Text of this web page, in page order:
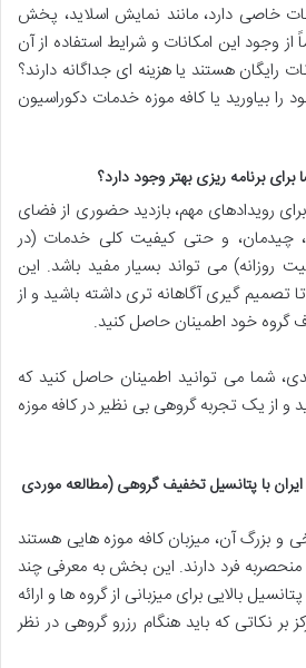
خاصی دارد، مانند نمایش اسلاید، پخش
وجود این امکانات و شرایط استفاده از آن
رایگان هستند یا هزینه ای جداگانه دارند؟
را بیاورید یا کافه موزه خدمات دکوراسیون
رویدادهای مهم، بازدید حضوری از فضای
چیدمان، و حتی کیفیت کلی خدمات (در
روزانه) می تواند بسیار مفید باشد. این
تصمیم گیری آگاهانه تری داشته باشید و از
گروه خود اطمینان حاصل کنید.
شما می توانید اطمینان حاصل کنید که
و از یک تجربه گروهی بی نظیر در کافه موزه
با پتانسیل تخفیف گروهی (مطالعه موردی
و بزرگ آن، میزبان کافه موزه هایی هستند
فرد دارند. این بخش به معرفی چند
بالایی برای میزبانی از گروه ها و ارائه
بر نکاتی که باید هنگام رزرو گروهی در نظر